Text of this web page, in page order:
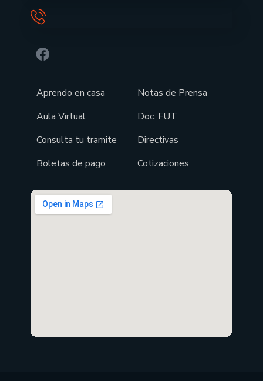
Aprendo en casa
Aula Virtual
Consulta tu tramite
Boletas de pago
Notas de Prensa
Doc. FUT
Directivas
Cotizaciones